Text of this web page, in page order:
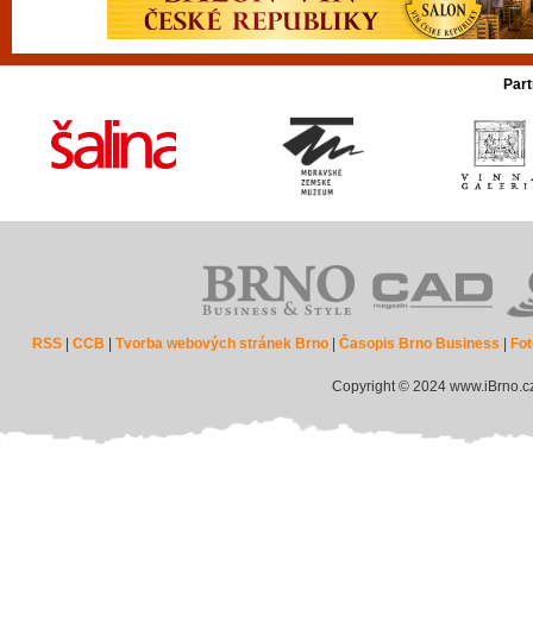
RSS |CCB |Tvorba webových stránek Brno |Časopis Brno Business
Copyright © 2024